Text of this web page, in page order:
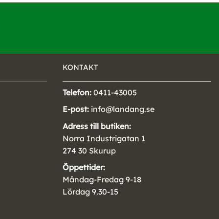
KONTAKT
Telefon: 0411-43005
E-post: info@landang.se
Adress till butiken:
Norra Industrigatan 1
274 30 Skurup
Öppettider:
Måndag-Fredag 9-18
Lördag 9.30-15